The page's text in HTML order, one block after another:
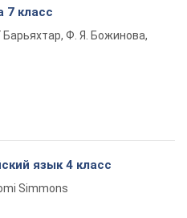
7 класс
Барьяхтар, Ф. Я. Божинова,
язык 4 класс
Simmons